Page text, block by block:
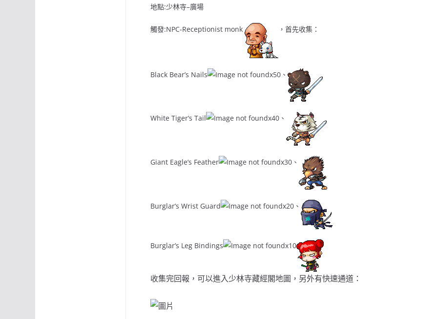
地點:少林寺–廣場
觸發:NPC-Receptionist monk ，首先收集：
Black Bear’s Nails x50、
White Tiger’s Tail x40、
Giant Eagle’s Feather x30、
Burglar’s Wrist Guard x20、
Burglar’s Leg Bindings x10
收集完回報，可以進入少林寺藏經閣地圖，另外有快速通道：